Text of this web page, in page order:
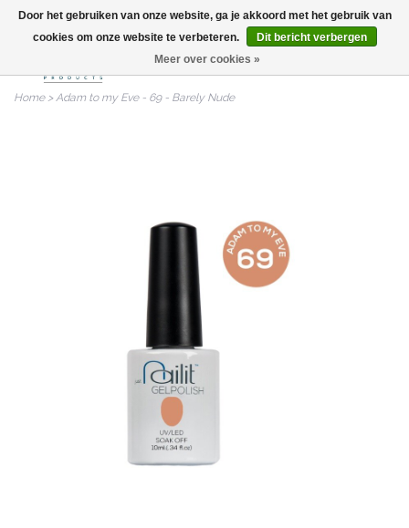
info@nailitproducts.com
Home>Adam to my Eve - 69 - Barely Nude
Door het gebruiken van onze website, ga je akkoord met het gebruik van
cookies om onze website te verbeteren.
Dit bericht verbergen
Meer over cookies »